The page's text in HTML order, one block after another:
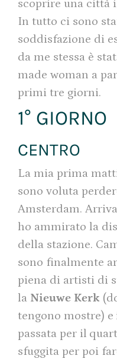
scoprire una città
In tutto ci sono
soddisfazione di
da me stessa è
made woman a
primi tre giorni.
1° GIORNO
CENTRO
La mia prima
sono voluta
Amsterdam.
ho ammirato la
della stazione.
sono finalmente
piena di artisti di
la Nieuwe Kerk
tengono mostre) e
passata per il
sfuggita per poi